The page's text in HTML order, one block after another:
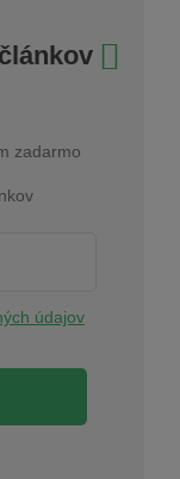
zadarmo
údajov